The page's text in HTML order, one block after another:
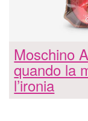
Moschino
quando la
l’ironia